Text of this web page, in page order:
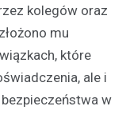
kolegów oraz
mu
które
ale i
w